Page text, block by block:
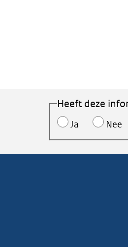
Heeft deze
Ja Nee